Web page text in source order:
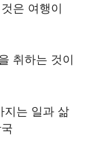
은 여행이
취하는 것이
지는 일과 삶